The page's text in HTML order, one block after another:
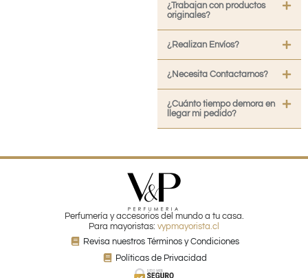
¿Trabajan con productos
originales?
¿Realizan Envíos?
¿Necesita Contactarnos?
¿Cuánto tiempo demora en
llegar mi pedido?
Perfumería y accesorios del mundo a tu casa.
Para mayoristas: vypmayorista.cl
Revisa nuestros Términos y Condiciones
Políticas de Privacidad